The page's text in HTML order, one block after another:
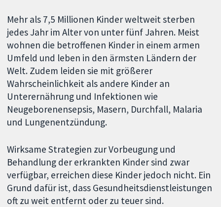
Mehr als 7,5 Millionen Kinder weltweit sterben
jedes Jahr im Alter von unter fünf Jahren. Meist
wohnen die betroffenen Kinder in einem armen
Umfeld und leben in den ärmsten Ländern der
Welt. Zudem leiden sie mit größerer
Wahrscheinlichkeit als andere Kinder an
Unterernährung und Infektionen wie
Neugeborenensepsis, Masern, Durchfall, Malaria
und Lungenentzündung.
Wirksame Strategien zur Vorbeugung und
Behandlung der erkrankten Kinder sind zwar
verfügbar, erreichen diese Kinder jedoch nicht. Ein
Grund dafür ist, dass Gesundheitsdienstleistungen
oft zu weit entfernt oder zu teuer sind.